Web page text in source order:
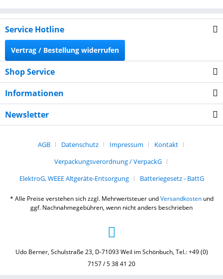
Service Hotline
Vertrag / Bestellung widerrufen
Shop Service
Informationen
Newsletter
AGB Datenschutz Impressum
Kontakt
Verpackungsverordnung / VerpackG
ElektroG, WEEE Altgeräte-Entsorgung
Batteriegesetz - BattG
* Alle Preise verstehen sich zzgl. Mehrwertsteuer undVersandkostenund
ggf. Nachnahmegebühren, wenn nicht anders beschrieben
Udo Berner, Schulstraße 23, D-71093 Weil im Schönbuch, Tel.: +49 (0)
7157 / 5 38 41 20